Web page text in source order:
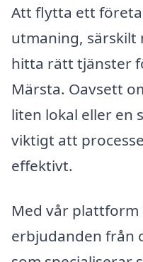
Att flytta ett
utmaning,
hitta rätt tjänster
Märsta. Oavsett
liten lokal eller en
viktigt att
effektivt.
Med vår plattform
erbjudanden från